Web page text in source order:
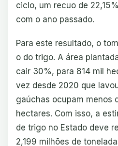
ciclo, um recuo de
com o ano passado.
Para este resultado, o
o do trigo. A área
cair 30%, para 814 mil
vez desde 2020 que
gaúchas ocupam menos
hectares. Com isso, a
de trigo no Estado deve
2,199 milhões de